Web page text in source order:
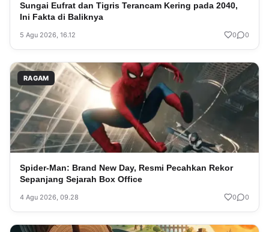
Sungai Eufrat dan Tigris Terancam Kering pada 2040,
Ini Fakta di Baliknya
5 Agu 2026, 16.12 0 0
RAGAM
Spider-Man: Brand New Day, Resmi Pecahkan Rekor
Sepanjang Sejarah Box Office
4 Agu 2026, 09.28 0 0